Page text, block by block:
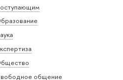
общение